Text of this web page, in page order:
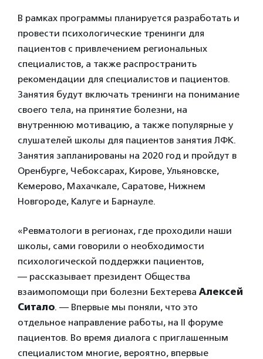
В рамках программы планируется разработать и
провести психологические тренинги для
пациентов с привлечением региональных
специалистов, а также распространить
рекомендации для специалистов и пациентов.
Занятия будут включать тренинги на понимание
своего тела, на принятие болезни, на
внутреннюю мотивацию, а также популярные у
слушателей школы для пациентов занятия ЛФК.
Занятия запланированы на 2020 год и пройдут в
Оренбурге, Чебоксарах, Кирове, Ульяновске,
Кемерово, Махачкале, Саратове, Нижнем
Новгороде, Калуге и Барнауле.
«Ревматологи в регионах, где проходили наши
школы, сами говорили о необходимости
психологической поддержки пациентов,
— рассказывает президент Общества
взаимопомощи при болезни Бехтерева Алексей
Ситало. — Впервые мы поняли, что это
отдельное направление работы, на II форуме
пациентов. Во время диалога с приглашенным
специалистом многие, вероятно, впервые